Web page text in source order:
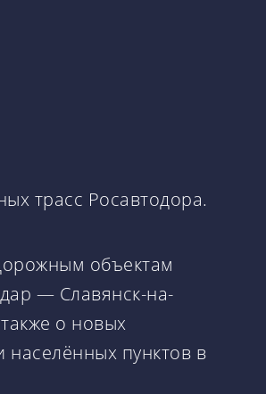
трасс Росавтодора.
объектам
— Славянск-на-
о новых
пунктов в